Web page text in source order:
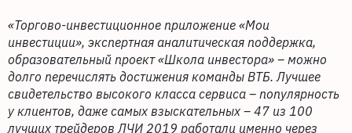
«Торгово-инвестиционное приложение «Мои
инвестиции», экспертная аналитическая поддержка,
образовательный проект «Школа инвестора» – можно
долго перечислять достижения команды ВТБ. Лучшее
свидетельство высокого класса сервиса – популярность
у клиентов, даже самых взыскательных – 47 из 100
лучших трейдеров ЛЧИ 2019 работали именно через